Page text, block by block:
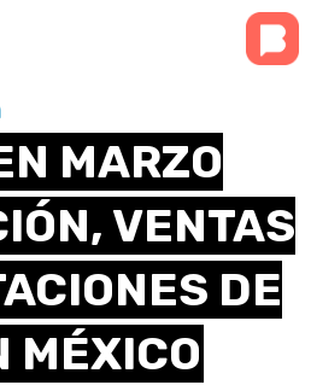
MARZO
VENTAS
DE
MÉXICO